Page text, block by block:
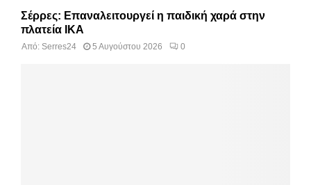
Σέρρες: Επαναλειτουργεί η παιδική χαρά στην
πλατεία ΙΚΑ
Από: Serres24 5 Αυγούστου 2026 0